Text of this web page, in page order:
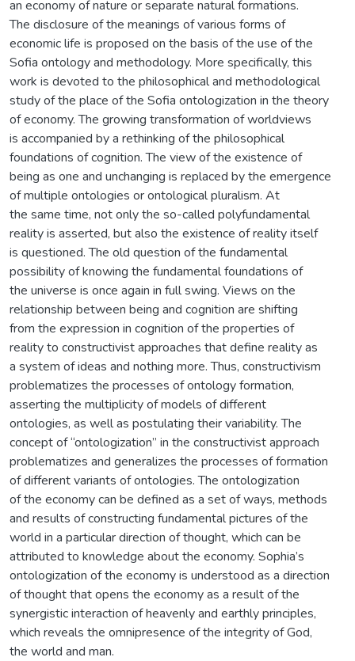
an economy of nature or separate natural formations.
The disclosure of the meanings of various forms of
economic life is proposed on the basis of the use of the
Sofia ontology and methodology. More specifically, this
work is devoted to the philosophical and methodological
study of the place of the Sofia ontologization in the theory
of economy. The growing transformation of worldviews
is accompanied by a rethinking of the philosophical
foundations of cognition. The view of the existence of
being as one and unchanging is replaced by the emergence
of multiple ontologies or ontological pluralism. At
the same time, not only the so-called polyfundamental
reality is asserted, but also the existence of reality itself
is questioned. The old question of the fundamental
possibility of knowing the fundamental foundations of
the universe is once again in full swing. Views on the
relationship between being and cognition are shifting
from the expression in cognition of the properties of
reality to constructivist approaches that define reality as
a system of ideas and nothing more. Thus, constructivism
problematizes the processes of ontology formation,
asserting the multiplicity of models of different
ontologies, as well as postulating their variability. The
concept of “ontologization” in the constructivist approach
problematizes and generalizes the processes of formation
of different variants of ontologies. The ontologization
of the economy can be defined as a set of ways, methods
and results of constructing fundamental pictures of the
world in a particular direction of thought, which can be
attributed to knowledge about the economy. Sophia’s
ontologization of the economy is understood as a direction
of thought that opens the economy as a result of the
synergistic interaction of heavenly and earthly principles,
which reveals the omnipresence of the integrity of God,
the world and man.